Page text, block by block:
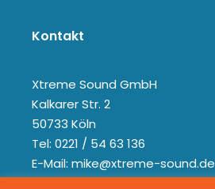
Kontakt
Xtreme Sound GmbH
Kalkarer Str. 2
50733 Köln
Tel: 0221 / 54 63 136
E-Mail: mike@xtreme-sound.de